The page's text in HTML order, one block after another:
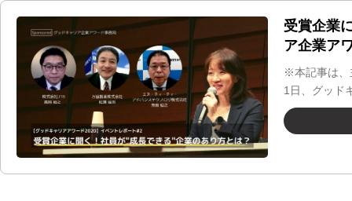
受賞企業
ア企業ア
※本記事は、
1日、グッド
フォース・